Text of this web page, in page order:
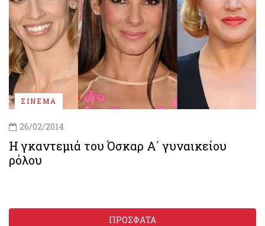
ΣΙΝΕΜΑ
26/02/2014
Η γκαντεμιά του Όσκαρ Α΄ γυναικείου
ρόλου
ΠΡΟΣΦΑΤΑ